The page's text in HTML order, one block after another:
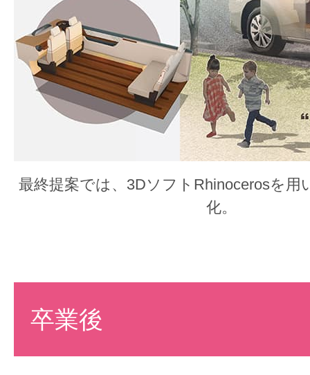
最終提案では、3DソフトRhinocerosを用
化。
卒業後